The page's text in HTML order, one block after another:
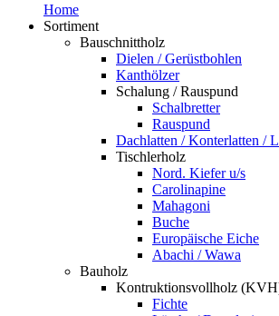
Home
Sortiment
Bauschnittholz
Dielen / Gerüstbohlen
Kanthölzer
Schalung / Rauspund
Schalbretter
Rauspund
Dachlatten / Konterlatten /
Tischlerholz
Nord. Kiefer u/s
Carolinapine
Mahagoni
Buche
Europäische Eiche
Abachi / Wawa
Bauholz
Kontruktionsvollholz
Fichte